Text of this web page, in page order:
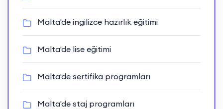
Malta'de ingilizce hazırlık eğitimi
Malta'de lise eğitimi
Malta'de sertifika programları
Malta'de staj programları